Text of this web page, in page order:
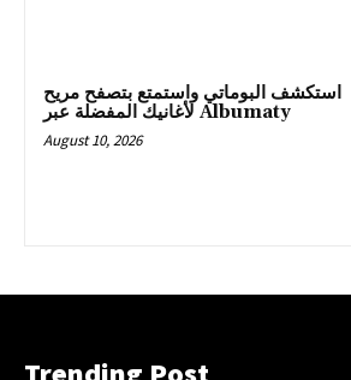
استكشف البوماتي واستمتع بتصفح مريح
لأغانيك المفضلة عبر Albumaty
August 10, 2026